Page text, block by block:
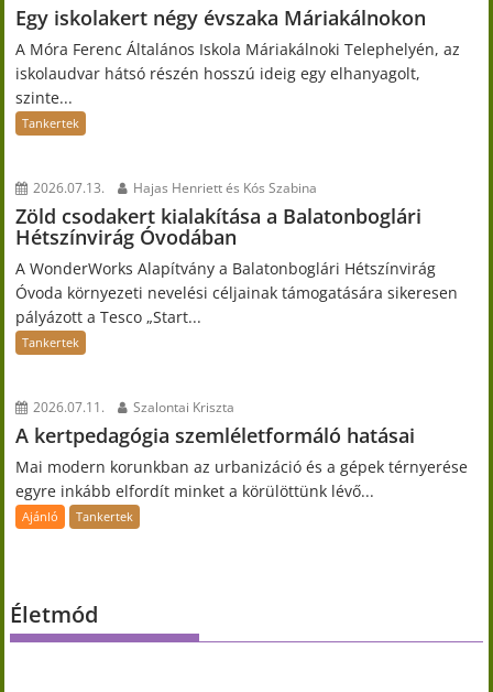
Egy iskolakert négy évszaka Máriakálnokon
A Móra Ferenc Általános Iskola Máriakálnoki Telephelyén, az
iskolaudvar hátsó részén hosszú ideig egy elhanyagolt,
szinte...
Tankertek
2026.07.13. Hajas Henriett és Kós Szabina
Zöld csodakert kialakítása a Balatonboglári
Hétszínvirág Óvodában
A WonderWorks Alapítvány a Balatonboglári Hétszínvirág
Óvoda környezeti nevelési céljainak támogatására sikeresen
pályázott a Tesco „Start...
Tankertek
2026.07.11. Szalontai Kriszta
A kertpedagógia szemléletformáló hatásai
Mai modern korunkban az urbanizáció és a gépek térnyerése
egyre inkább elfordít minket a körülöttünk lévő...
Ajánló Tankertek
Életmód